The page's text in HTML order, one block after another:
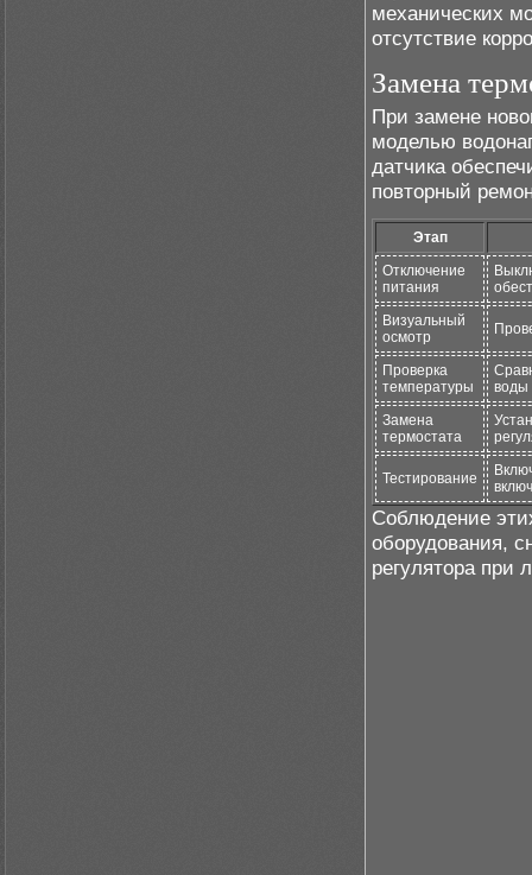
механических
отсутствие
Замена
При замене
моделью
датчика
повторный
Этап
Отключение
питания
Визуальный
осмотр
Проверка
температуры
воды
Замена
термостата
Тестирование
Соблюдение
оборудования,
регулятора при